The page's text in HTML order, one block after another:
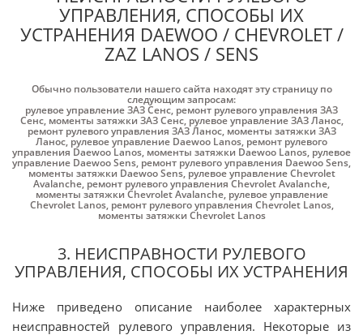
УПРАВЛЕНИЯ, СПОСОБЫ ИХ
УСТРАНЕНИЯ DAEWOO / CHEVROLET /
ZAZ LANOS / SENS
Обычно пользователи нашего сайта находят эту страницу по
следующим запросам:
рулевое управление ЗАЗ Cенс, ремонт рулевого управления ЗАЗ
Cенс, моменты затяжки ЗАЗ Cенс, рулевое управление ЗАЗ Ланос,
ремонт рулевого управления ЗАЗ Ланос, моменты затяжки ЗАЗ
Ланос, рулевое управление Daewoo Lanos, ремонт рулевого
управления Daewoo Lanos, моменты затяжки Daewoo Lanos, рулевое
управление Daewoo Sens, ремонт рулевого управления Daewoo Sens,
моменты затяжки Daewoo Sens,рулевое управление Chevrolet
Avalanche, ремонт рулевого управления Chevrolet Avalanche,
моменты затяжки Chevrolet Avalanche, рулевое управление
Chevrolet Lanos, ремонт рулевого управления Chevrolet Lanos,
моменты затяжки Chevrolet Lanos
3. НЕИСПРАВНОСТИ РУЛЕВОГО
УПРАВЛЕНИЯ, СПОСОБЫ ИХ УСТРАНЕНИЯ
Ниже приведено описание наиболее характерных
неисправностей рулевого управления. Некоторые из